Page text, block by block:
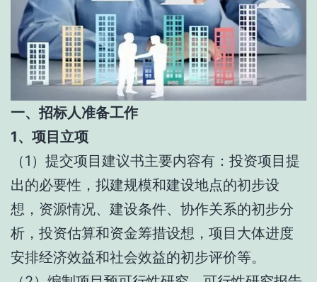
一、招标人准备工作
1、项目立项
（1）提交项目建议书主要内容有：投资项目提
出的必要性，拟建规模和建设地点的初步设
想，资源情况、建设条件、协作关系的初步分
析，投资估算和资金筹措设想，项目大体进度
安排经济效益和社会效益的初步评价等。